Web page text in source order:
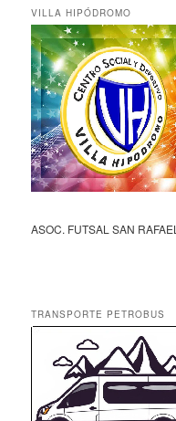
VILLA HIPÓDROMO
ASOC. FUTSAL SAN RAFAEL
TRANSPORTE PETROBUS